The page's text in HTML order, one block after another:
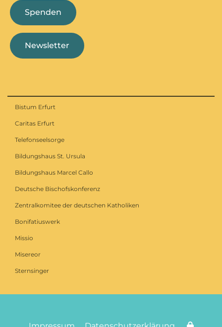
Spenden
Newsletter
Bistum Erfurt
Caritas Erfurt
Telefonseelsorge
Bildungshaus St. Ursula
Bildungshaus Marcel Callo
Deutsche Bischofskonferenz
Zentralkomitee der deutschen Katholiken
Bonifatiuswerk
Missio
Misereor
Sternsinger